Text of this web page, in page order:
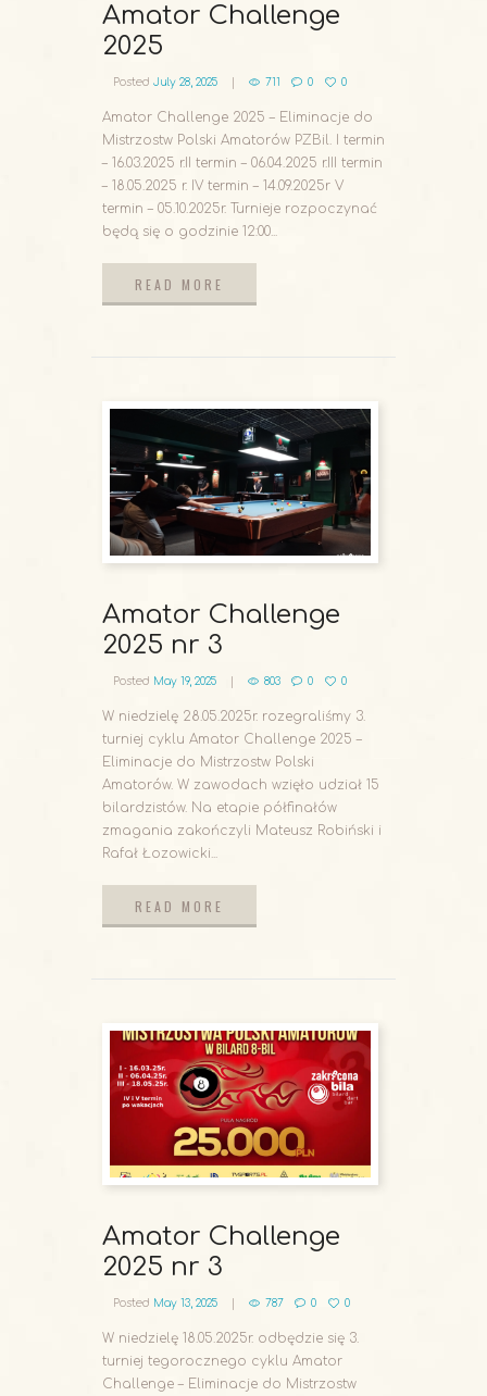
Amator Challenge
2025
Posted July 28, 2025 711 0 0
Amator Challenge 2025 – Eliminacje do
Mistrzostw Polski Amatorów PZBil. I termin
– 16.03.2025 r.II termin – 06.04.2025 r.III termin
– 18.05.2025 r. IV termin – 14.09.2025r V
termin – 05.10.2025r. Turnieje rozpoczynać
będą się o godzinie 12:00...
READ MORE
Amator Challenge
2025 nr 3
Posted May 19, 2025 803 0 0
W niedzielę 28.05.2025r. rozegraliśmy 3.
turniej cyklu Amator Challenge 2025 –
Eliminacje do Mistrzostw Polski
Amatorów. W zawodach wzięło udział 15
bilardzistów. Na etapie półfinałów
zmagania zakończyli Mateusz Robiński i
Rafał Łozowicki...
READ MORE
Amator Challenge
2025 nr 3
Posted May 13, 2025 787 0 0
W niedzielę 18.05.2025r. odbędzie się 3.
turniej tegorocznego cyklu Amator
Challenge – Eliminacje do Mistrzostw